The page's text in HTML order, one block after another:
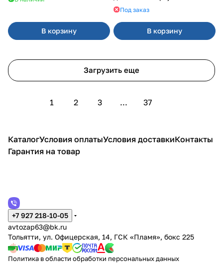
В корзину
Под заказ
В корзину
Загрузить еще
1 2 3 ... 37
КаталогУсловия оплатыУсловия доставкиКонтакты
Гарантия на товар
+7 927 218-10-05
avtozap63@bk.ru
Тольятти, ул. Офицерская, 14, ГСК «Пламя», бокс 225
Политика в области обработки персональных данных